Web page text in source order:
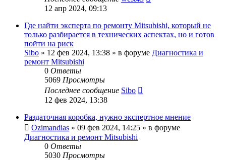
12 апр 2024, 09:13
Где найти эксперта по ремонту Mitsubishi, который не
только разбирается в технических аспектах, но и готов
пойти на риск
Sibo » 12 фев 2024, 13:38 » в форуме Диагностика и
ремонт Mitsubishi
0 Ответы
5069 Просмотры
Последнее сообщение Sibo
12 фев 2024, 13:38
Раздаточная коробка, нужно экспертное мнение
Ozimandias » 09 фев 2024, 14:25 » в форуме
Диагностика и ремонт Mitsubishi
0 Ответы
5030 Просмотры